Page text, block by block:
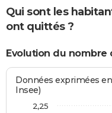
Qui sont les
ont quittés ?
Evolution du nombre
Données exprimées
Insee)
2,25